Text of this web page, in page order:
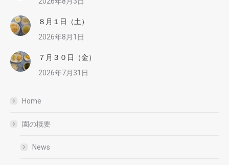
８月１日（土）
2026年8月1日
７月３０日（金）
2026年7月31日
Home
園の概要
News